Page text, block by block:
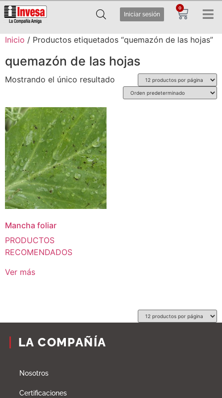
Iniciar sesión
0
Inicio / Productos etiquetados “quemazón de las hojas”
quemazón de las hojas
Mostrando el único resultado
Mancha foliar
PRODUCTOS
RECOMENDADOS
Ver más
LA COMPAÑÍA
Nosotros
Certificaciones